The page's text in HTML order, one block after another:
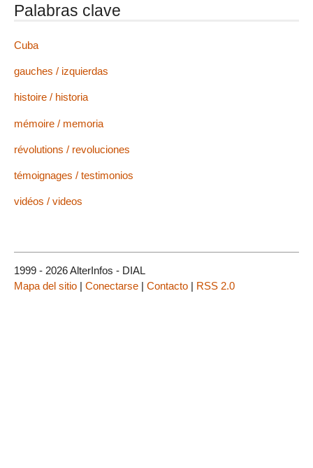
Palabras clave
Cuba
gauches / izquierdas
histoire / historia
mémoire / memoria
révolutions / revoluciones
témoignages / testimonios
vidéos / videos
1999 - 2026 AlterInfos - DIAL
Mapa del sitio | Conectarse | Contacto | RSS 2.0